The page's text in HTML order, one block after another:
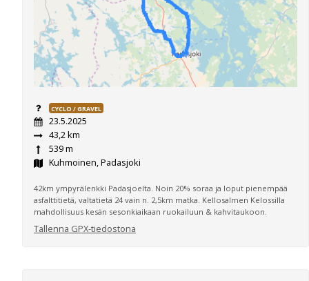
CYCLO / GRAVEL
23.5.2025
43,2 km
539 m
Kuhmoinen, Padasjoki
42km ympyrälenkki Padasjoelta. Noin 20% soraa ja loput pienempää
asfalttitietä, valtatietä 24 vain n. 2,5km matka. Kellosalmen Kelossilla
mahdollisuus kesän sesonkiaikaan ruokailuun & kahvitaukoon.
Tallenna GPX-tiedostona